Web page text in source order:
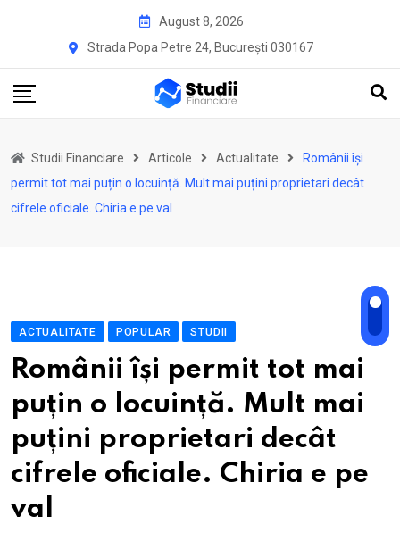
August 8, 2026
Strada Popa Petre 24, București 030167
Studii Financiare Articole Actualitate
Românii își
permit tot mai puțin o locuință. Mult mai puțini proprietari decât
cifrele oficiale. Chiria e pe val
ACTUALITATE POPULAR STUDII
Românii își permit tot mai
puțin o locuință. Mult mai
puțini proprietari decât
cifrele oficiale. Chiria e pe
val